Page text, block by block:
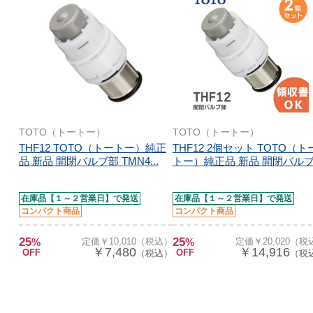
TOTO（トートー）
THF12 TOTO（トートー）純正
品 新品 開閉バルブ部 TMN4...
在庫品【１～２営業日】で発送
コンパクト商品
25%
OFF
定価￥10,010（税込）
￥7,480（税込）
TOTO（トートー）
THF12 2個セット TOTO（ト
トー）純正品 新品 開閉バル
在庫品【１～２営業日】で発送
コンパクト商品
25%
OFF
定価￥20,020（税
￥14,916（税